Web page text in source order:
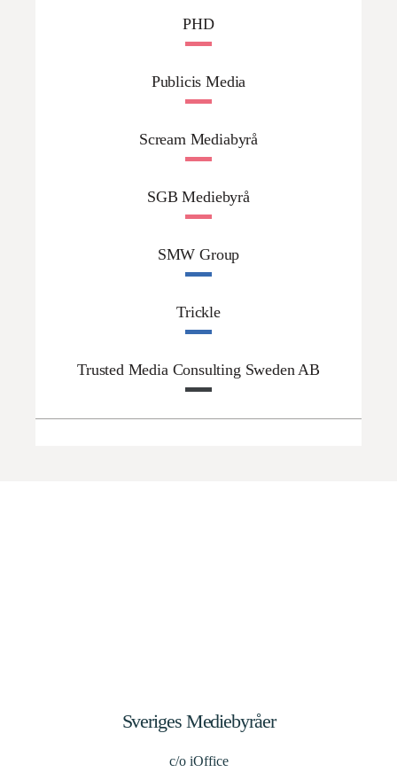
PHD
Publicis Media
Scream Mediabyrå
SGB Mediebyrå
SMW Group
Trickle
Trusted Media Consulting Sweden AB
Sveriges Mediebyråer
c/o iOffice